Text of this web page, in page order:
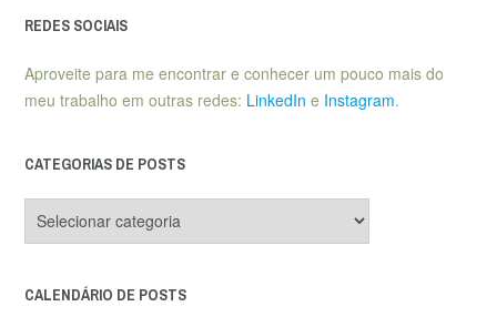
REDES SOCIAIS
Aproveite para me encontrar e conhecer um pouco mais do
meu trabalho em outras redes: LinkedIn e Instagram.
CATEGORIAS DE POSTS
de
CALENDÁRIO DE POSTS